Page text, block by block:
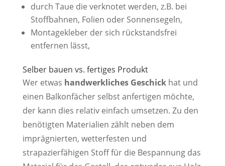
durch Taue die verknotet werden, z.B. bei
Stoffbahnen, Folien oder Sonnensegeln,
Montagekleber der sich rückstandsfrei
entfernen lässt,
Selber bauen vs. fertiges Produkt
Wer etwas handwerkliches Geschickhat und
einen Balkonfächer selbst anfertigen möchte,
der kann dies relativ einfach umsetzen. Zu den
benötigten Materialien zählt neben dem
imprägnierten, wetterfesten und
strapazierfähigen Stoff für die Bespannung das